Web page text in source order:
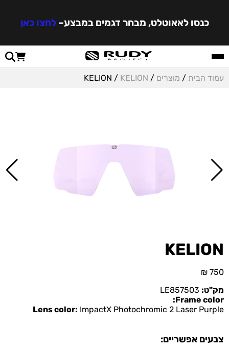
כנסו לאאוטלט, מבחר דגמים במבצע–לחצו כאן
עמוד הבית / מוצרים /
KELION
/ KELION
KELION
₪ 750
מק"ט:
Frame color:
Lens color: ImpactX Photochromic 2 Laser Purple
צבעים אפשריים: